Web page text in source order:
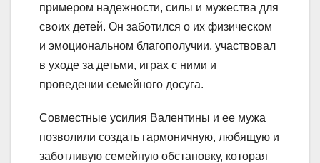
примером надежности, силы и мужества для
своих детей. Он заботился о их физическом
и эмоциональном благополучии, участвовал
в уходе за детьми, играх с ними и
проведении семейного досуга.
Совместные усилия Валентины и ее мужа
позволили создать гармоничную, любящую и
заботливую семейную обстановку, которая